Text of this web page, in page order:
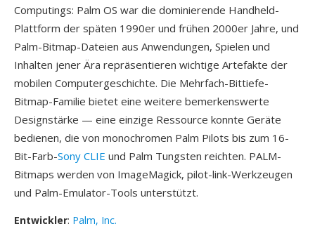
Computings: Palm OS war die dominierende Handheld-
Plattform der späten 1990er und frühen 2000er Jahre, und
Palm-Bitmap-Dateien aus Anwendungen, Spielen und
Inhalten jener Ära repräsentieren wichtige Artefakte der
mobilen Computergeschichte. Die Mehrfach-Bittiefe-
Bitmap-Familie bietet eine weitere bemerkenswerte
Designstärke — eine einzige Ressource konnte Geräte
bedienen, die von monochromen Palm Pilots bis zum 16-
Bit-Farb-Sony CLIE und Palm Tungsten reichten. PALM-
Bitmaps werden von ImageMagick, pilot-link-Werkzeugen
und Palm-Emulator-Tools unterstützt.
Entwickler: Palm, Inc.